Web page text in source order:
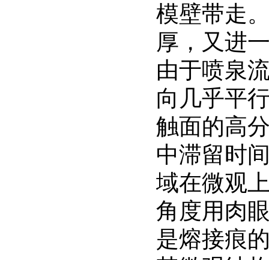
模壁带走
厚，又进
由于喷泉
向几乎平
触面的高
中滞留时
域在微观
角度用肉
是熔接痕